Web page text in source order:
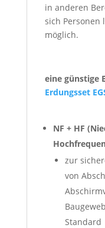
in anderen
sich Personen
möglich.
eine günstige
Erdungsset
NF + HF
zur
von
Standard